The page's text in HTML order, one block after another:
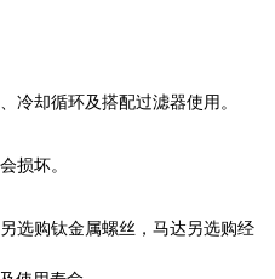
冷却循环及搭配过滤器使用。
损坏。
选购钛金属螺丝，马达另选购经